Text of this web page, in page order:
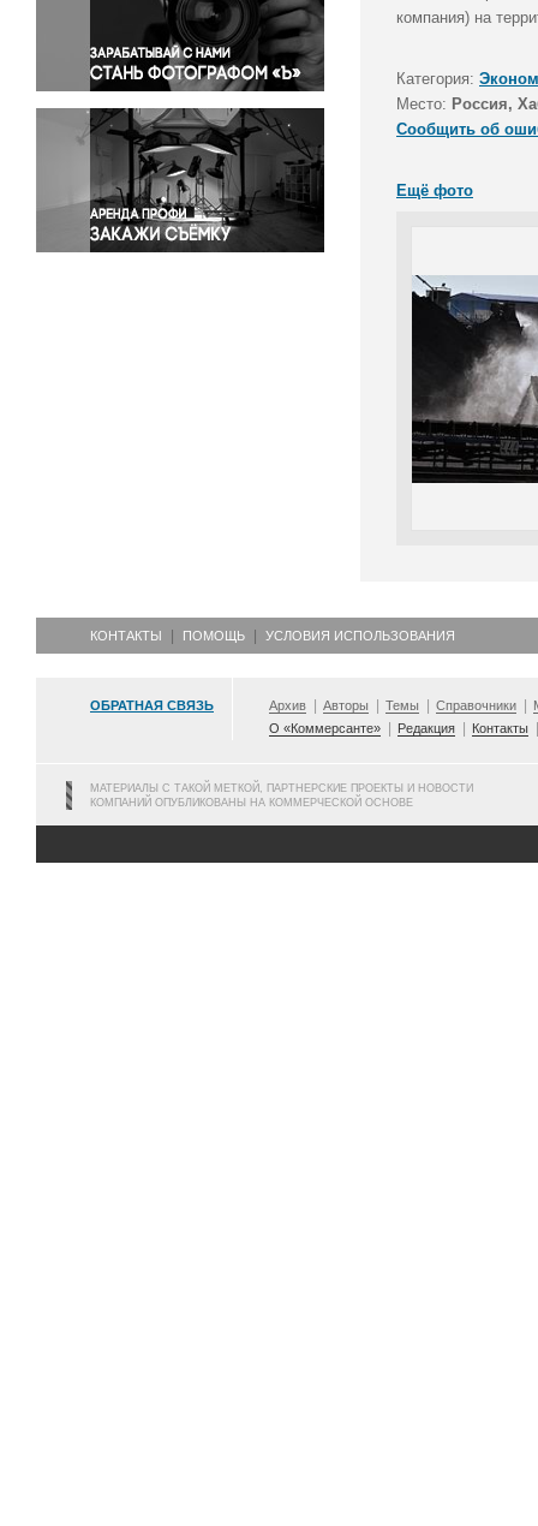
Правосудие
Происшествия и конфликты
Религия
Светская жизнь
Спорт
Экология
Экономика и бизнес
компания) на
Категория:
Место: Россия,
Сообщить об
Ещё фото
КОНТАКТЫ ПОМОЩЬ УСЛОВИЯ ИСПОЛЬЗОВАНИЯ
ОБРАТНАЯ СВЯЗЬ Архив Авторы Темы Справочники
О «Коммерсанте»
Редакция Контакты
МАТЕРИАЛЫ С ТАКОЙ МЕТКОЙ, ПАРТНЕРСКИЕ ПРОЕКТЫ И НОВОСТИ
КОМПАНИЙ ОПУБЛИКОВАНЫ НА КОММЕРЧЕСКОЙ ОСНОВЕ